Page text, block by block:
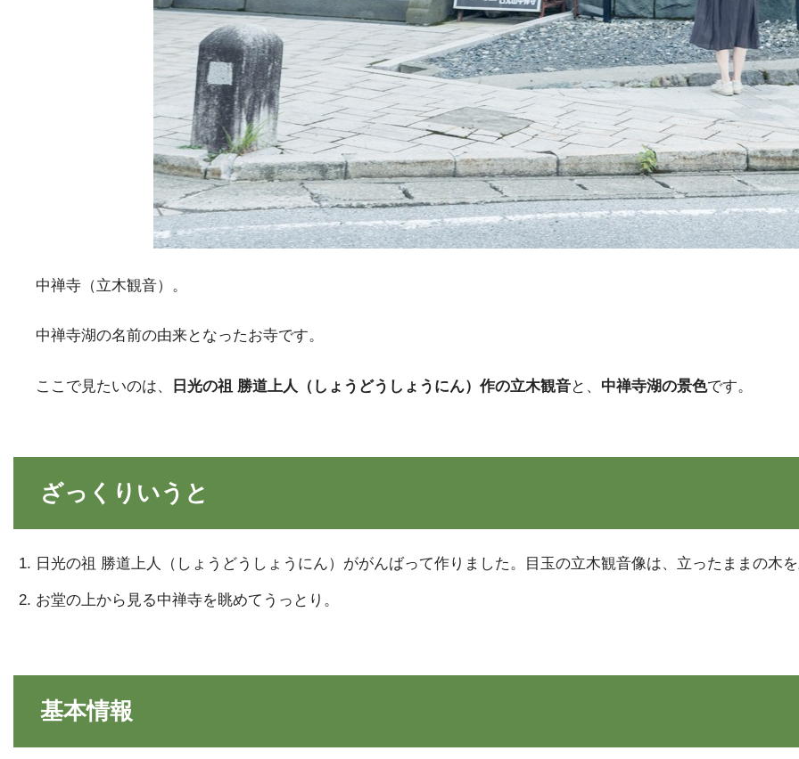
中禅寺（立木観音）。
中禅寺湖の名前の由来となったお寺です。
ここで見たいのは、 日光の祖 勝道上人（しょうどうしょうにん）作の立木観音と、 中禅寺湖の景色です。
ざっくりいうと
日光の祖 勝道上人（しょうどうしょうにん）ががんばって作りました。目玉の立木観音像は、立ったままの木を
お堂の上から見る中禅寺を眺めてうっとり。
基本情報